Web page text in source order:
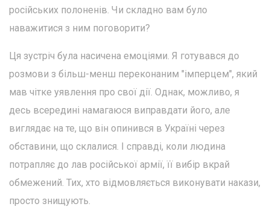
російських полоненів. Чи складно вам було
наважитися з ним поговорити?
Ця зустріч була насичена емоціями. Я готувався до
розмови з більш-менш переконаним "імперцем", який
мав чітке уявлення про свої дії. Однак, можливо, я
десь всередині намагаюся виправдати його, але
виглядає на те, що він опинився в Україні через
обставини, що склалися. І справді, коли людина
потрапляє до лав російської армії, її вибір вкрай
обмежений. Тих, хто відмовляється виконувати накази,
просто знищують.